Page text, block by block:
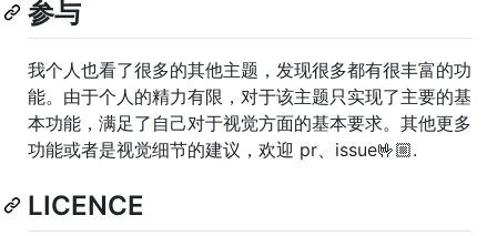
参与
我个人也看了很多的其他主题，发现很多都有很丰富的功
能。由于个人的精力有限，对于该主题只实现了主要的基
本功能，满足了自己对于视觉方面的基本要求。其他更多
功能或者是视觉细节的建议，欢迎 pr、issue🤟🏼.
LICENCE